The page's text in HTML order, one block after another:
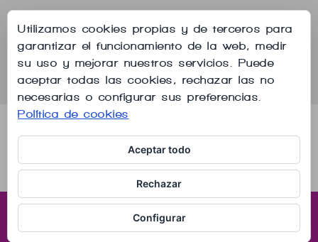
Aviso legal
Política de privacidad
Política de cookies
Contactar por whatsapp
© 2018. Fisioterapia Mirasierra
Utilizamos cookies propias y de terceros para
garantizar el funcionamiento de la web, medir
su uso y mejorar nuestros servicios. Puede
aceptar todas las cookies, rechazar las no
necesarias o configurar sus preferencias.
Política de cookies
Aceptar todo
Rechazar
Configurar